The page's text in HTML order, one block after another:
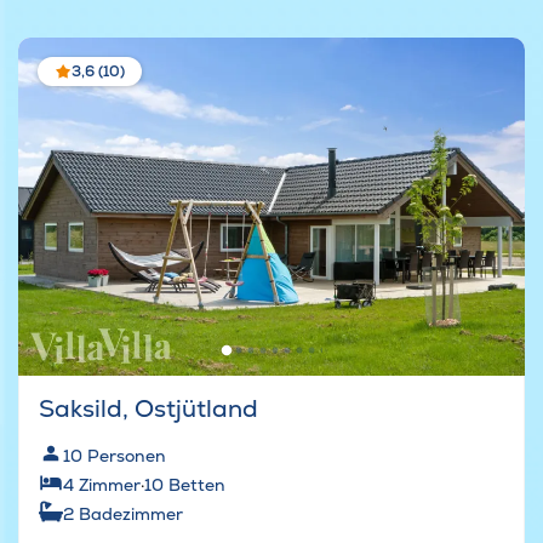
3,6 (10)
Saksild, Ostjütland
10 Personen
4 Zimmer·10 Betten
2 Badezimmer